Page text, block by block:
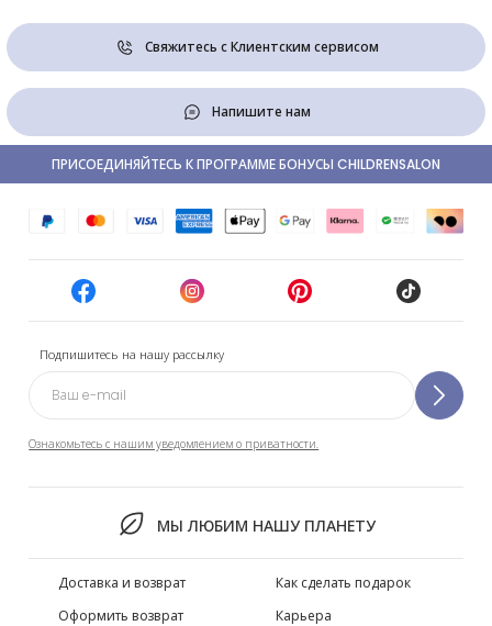
Свяжитесь с Клиентским сервисом
Напишите нам
Подпишитесь на нашу рассылку
Ознакомьтесь с нашим уведомлением о приватности.
МЫ ЛЮБИМ НАШУ ПЛАНЕТУ
ПРИСОЕДИНЯЙТЕСЬ К ПРОГРАММЕ БОНУСЫ CHILDRENSALON
Доставка и возврат
Оформить возврат
Как сделать подарок
Карьера